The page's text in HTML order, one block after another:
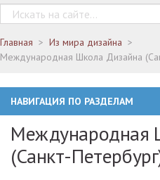
Главная
Из мира дизайна
Международная Школа Дизайна
НАВИГАЦИЯ ПО РАЗДЕЛАМ
Международная
(Санкт-